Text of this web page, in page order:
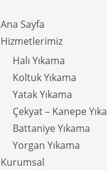
Ana Sayfa
Hizmetlerimiz
Halı Yıkama
Koltuk Yıkama
Yatak Yıkama
Çekyat – Kanepe
Battaniye Yıkama
Yorgan Yıkama
Kurumsal